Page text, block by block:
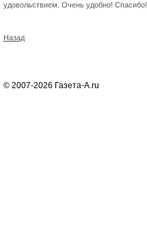
удовольствием. Очень удобно! Спасибо!
Назад
© 2007-2026 Газета-А.ru